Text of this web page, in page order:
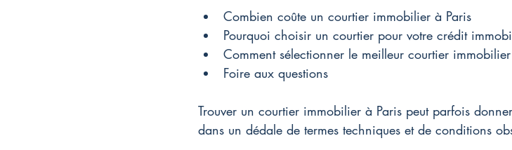
Combien coûte un courtier immobilier à Paris
Pourquoi choisir un courtier pour votre crédit
Comment sélectionner le meilleur courtier
Foire aux questions
Trouver un courtier immobilier à Paris peut parfois
dans un dédale de termes techniques et de conditions